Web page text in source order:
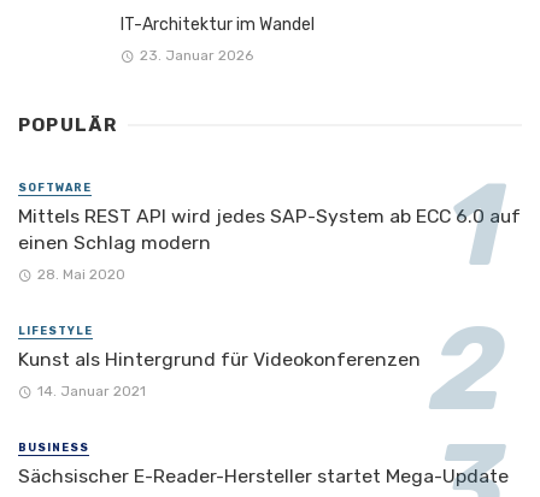
IT-Architektur im Wandel
23. Januar 2026
POPULÄR
SOFTWARE
Mittels REST API wird jedes SAP-System ab ECC 6.0 auf
einen Schlag modern
28. Mai 2020
LIFESTYLE
Kunst als Hintergrund für Videokonferenzen
14. Januar 2021
BUSINESS
Sächsischer E-Reader-Hersteller startet Mega-Update